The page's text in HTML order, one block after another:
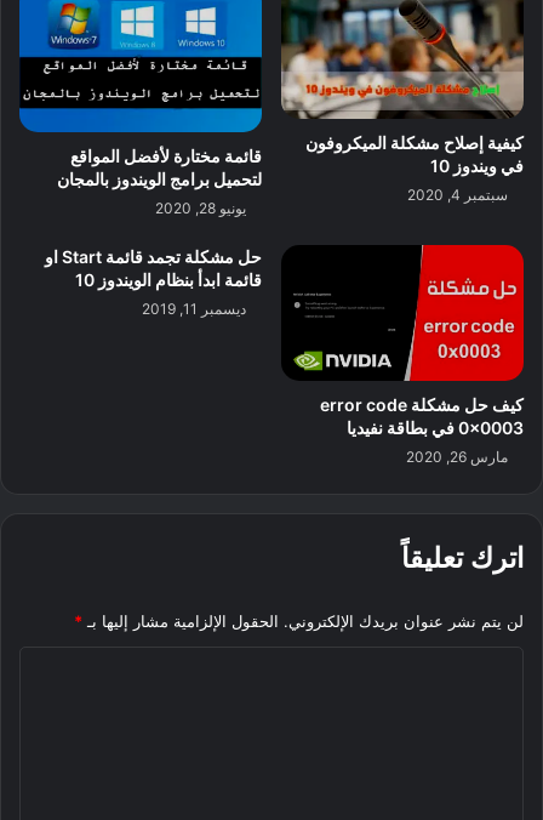
كيفية إصلاح مشكلة الميكروفون
في ويندوز 10
سبتمبر 4, 2020
قائمة مختارة لأفضل المواقع
لتحميل برامج الويندوز بالمجان
يونيو 28, 2020
كيف حل مشكلة error code
0x0003 في بطاقة نفيديا
مارس 26, 2020
حل مشكلة تجمد قائمة Start او
قائمة ابدأ بنظام الويندوز 10
ديسمبر 11, 2019
اترك تعليقاً
لن يتم نشر عنوان بريدك الإلكتروني. الحقول الإلزامية مشار إليها بـ *